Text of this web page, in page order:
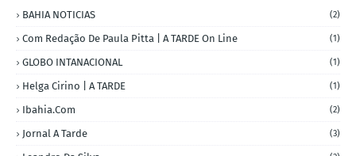
BAHIA NOTICIAS (2)
Com Redação De Paula Pitta | A TARDE On Line (1)
GLOBO INTANACIONAL (1)
Helga Cirino | A TARDE (1)
Ibahia.com (2)
Jornal A Tarde (3)